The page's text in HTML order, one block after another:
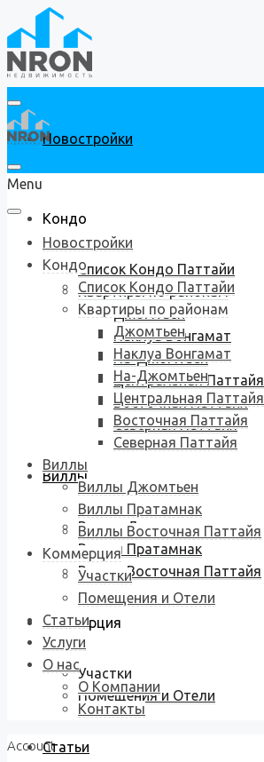
Новостройки
Кондо
Список Кондо Паттайи
Квартиры по районам
Джомтьен
Наклуа Вонгамат
На-Джомтьен
Центральная Паттайя
Восточная Паттайя
Северная Паттайя
Виллы
Виллы Джомтьен
Виллы Пратамнак
Виллы Восточная Паттайя
Коммерция
Участки
Помещения и Отели
Статьи
Menu
Новостройки
Кондо
Список Кондо Паттайи
Квартиры по районам
Джомтьен
Наклуа Вонгамат
На-Джомтьен
Центральная Паттайя
Восточная Паттайя
Северная Паттайя
Виллы
Виллы Джомтьен
Виллы Пратамнак
Виллы Восточная Паттайя
Коммерция
Участки
Помещения и Отели
Статьи
Услуги
О нас
О Компании
Контакты
Account